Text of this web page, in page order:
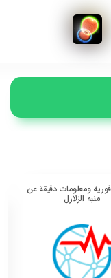
فورية ومعلومات دقيقة عن
منبه الزلازل